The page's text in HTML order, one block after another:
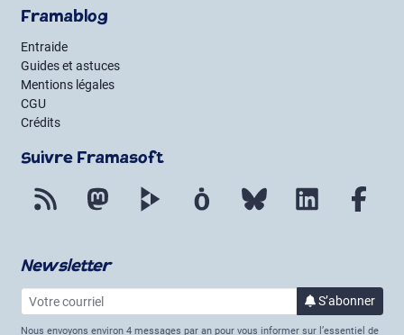
Framablog
Entraide
Guides et astuces
Mentions légales
CGU
Crédits
Suivre Framasoft
Flux RSS Mastodon PeerTube Mobilizon Bluesky LinkedIn
Newsletter
Votre courriel S’abonnerà la
Nous envoyons environ 4 messages par an pour vous informer sur l’essentiel de